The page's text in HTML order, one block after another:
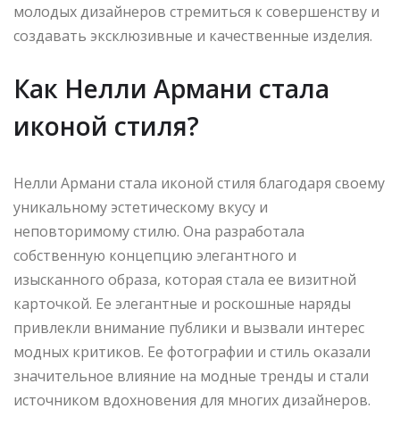
молодых дизайнеров стремиться к совершенству и
создавать эксклюзивные и качественные изделия.
Как Нелли Армани стала
иконой стиля?
Нелли Армани стала иконой стиля благодаря своему
уникальному эстетическому вкусу и
неповторимому стилю. Она разработала
собственную концепцию элегантного и
изысканного образа, которая стала ее визитной
карточкой. Ее элегантные и роскошные наряды
привлекли внимание публики и вызвали интерес
модных критиков. Ее фотографии и стиль оказали
значительное влияние на модные тренды и стали
источником вдохновения для многих дизайнеров.